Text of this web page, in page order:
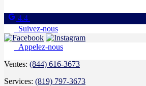
4.4
Suivez-nous
Appelez-nous
Ventes: (844) 616-3673
Services: (819) 797-3673